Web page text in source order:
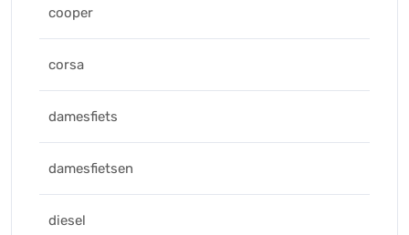
cooper
corsa
damesfiets
damesfietsen
diesel